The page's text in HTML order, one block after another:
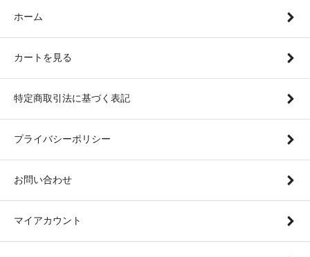
ホーム
カートを見る
特定商取引法に基づく表記
プライバシーポリシー
お問い合わせ
マイアカウント